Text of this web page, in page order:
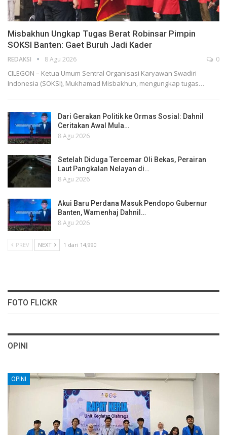
Misbakhun Ungkap Tugas Berat Robinsar Pimpin
SOKSI Banten: Gaet Buruh Jadi Kader
REDAKSI 8 Agu 2026 0
CILEGON – Ketua Umum Sentral Organisasi Karyawan Swadiri
Indonesia (SOKSI), Mukhamad Misbakhun, mengungkap tugas…
Dari Gerakan Politik ke Ormas Sosial: Dahnil
Ceritakan Awal Mula…
8 Agu 2026
Setelah Diduga Tercemar Oli Bekas, Perairan
Laut Pangkalan Nelayan di…
8 Agu 2026
Akui Baru Perdana Masuk Pendopo Gubernur
Banten, Wamenhaj Dahnil…
8 Agu 2026
PREV NEXT 1 dari 14,990
FOTO FLICKR
OPINI
OPINI